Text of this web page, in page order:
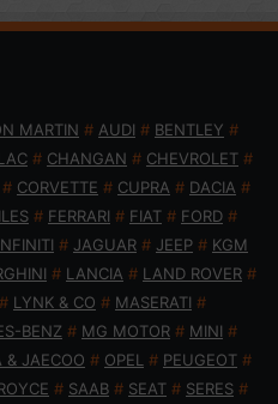
MARTIN # AUDI # BENTLEY #
# CHANGAN # CHEVROLET #
# CORVETTE # CUPRA # DACIA #
# FERRARI # FIAT # FORD #
# JAGUAR # JEEP # KGM
# LANCIA # LAND ROVER #
# LYNK & CO # MASERATI #
BENZ # MG MOTOR # MINI #
& JAECOO # OPEL # PEUGEOT #
# SAAB # SEAT # SERES #